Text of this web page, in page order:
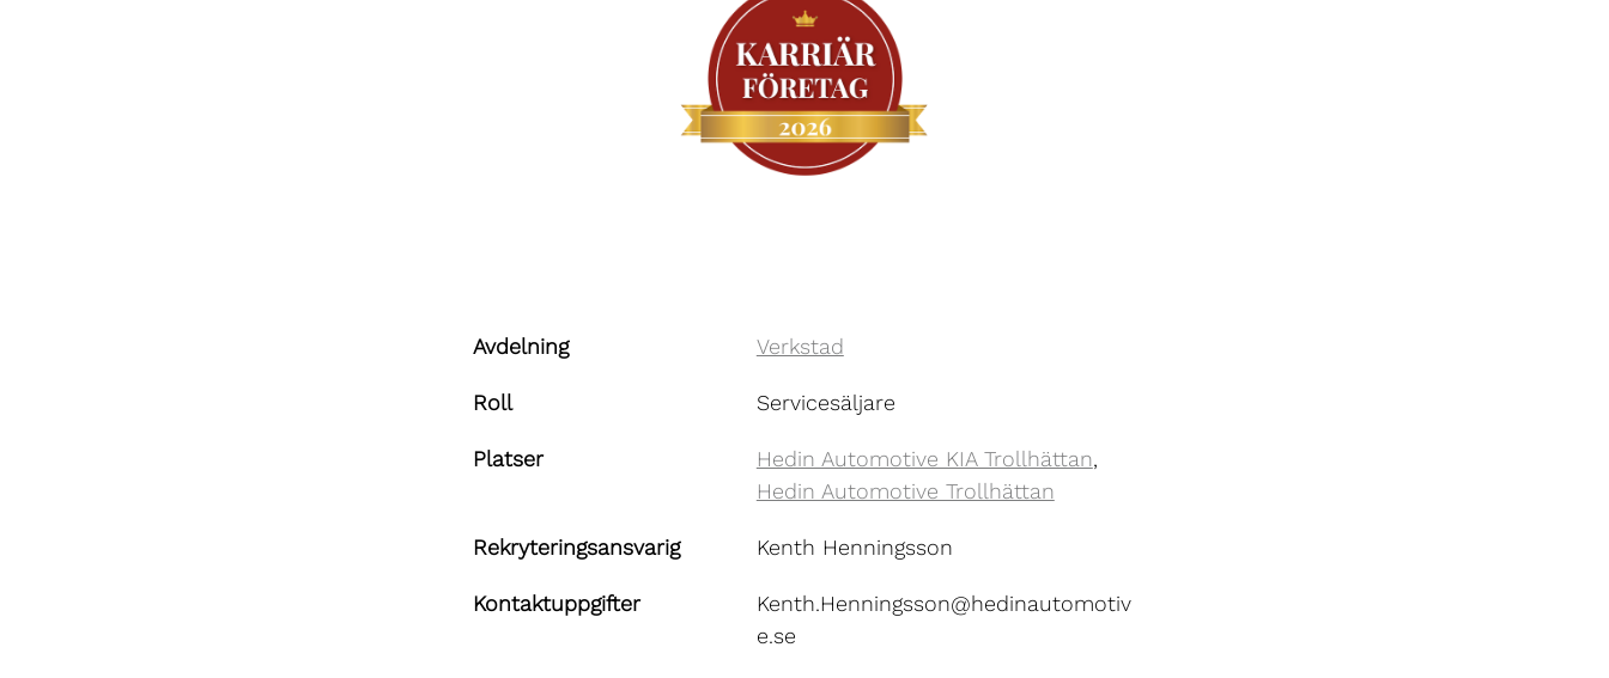
Avdelning Verkstad
Roll Servicesäljare
Platser Hedin Automotive KIA Trollhättan,
Hedin Automotive Trollhättan
Rekryteringsansvarig Kenth Henningsson
Kontaktuppgifter
Kenth.Henningsson@hedinautomotiv
e.se